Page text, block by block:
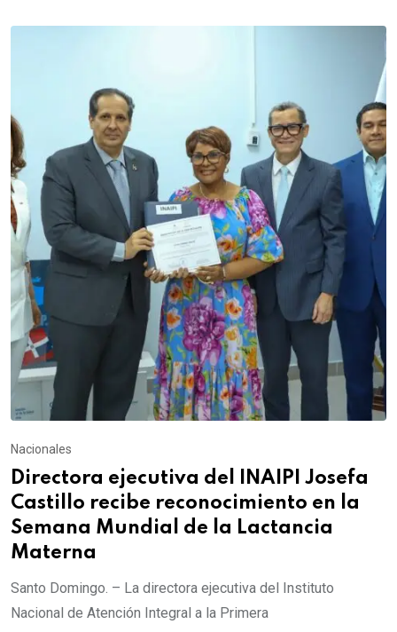
Nacionales
Directora ejecutiva del INAIPI Josefa
Castillo recibe reconocimiento en la
Semana Mundial de la Lactancia
Materna
Santo Domingo. – La directora ejecutiva del Instituto
Nacional de Atención Integral a la Primera